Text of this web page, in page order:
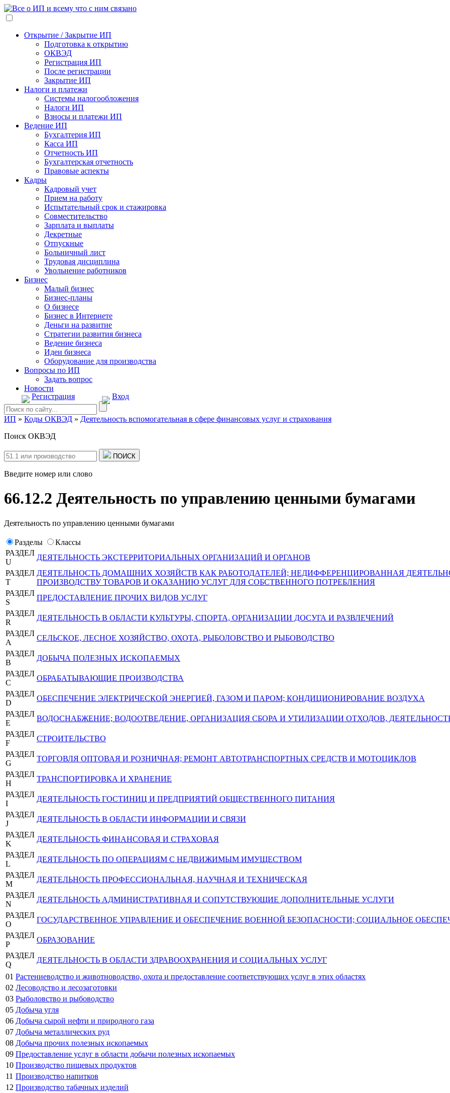
Открытие / Закрытие ИП
Подготовка к открытию
ОКВЭД
Регистрация ИП
После регистрации
Закрытие ИП
Налоги и платежи
Системы налогообложения
Налоги ИП
Взносы и платежи ИП
Ведение ИП
Бухгалтерия ИП
Касса ИП
Отчетность ИП
Бухгалтерская отчетность
Правовые аспекты
Кадры
Кадровый учет
Прием на работу
Испытательный срок и стажировка
Совместительство
Зарплата и выплаты
Декретные
Отпускные
Больничный лист
Трудовая дисциплина
Увольнение работников
Бизнес
Малый бизнес
Бизнес-планы
О бизнесе
Бизнес в Интернете
Деньги на развитие
Стратегии развития бизнеса
Ведение бизнеса
Идеи бизнеса
Оборудование для производства
Вопросы по ИП
Задать вопрос
Новости
Регистрация
Вход
ИП » Коды ОКВЭД » Деятельность вспомогательная в сфере финансовых услуг и страхования
Поиск ОКВЭД
ПОИСК
Введите номер или слово
66.12.2 Деятельность по управлению ценными бумагами
Деятельность по управлению ценными бумагами
Разделы
Классы
РАЗДЕЛ
U
ДЕЯТЕЛЬНОСТЬ ЭКСТЕРРИТОРИАЛЬНЫХ ОРГАНИЗАЦИЙ И ОРГАНОВ
РАЗДЕЛ
T
ДЕЯТЕЛЬНОСТЬ ДОМАШНИХ ХОЗЯЙСТВ КАК РАБОТОДАТЕЛЕЙ; НЕДИФФЕРЕНЦИРОВАННАЯ
ПРОИЗВОДСТВУ ТОВАРОВ И ОКАЗАНИЮ УСЛУГ ДЛЯ СОБСТВЕННОГО ПОТРЕБЛЕНИЯ
РАЗДЕЛ
S
ПРЕДОСТАВЛЕНИЕ ПРОЧИХ ВИДОВ УСЛУГ
РАЗДЕЛ
R
ДЕЯТЕЛЬНОСТЬ В ОБЛАСТИ КУЛЬТУРЫ, СПОРТА, ОРГАНИЗАЦИИ ДОСУГА И РАЗВЛЕЧЕНИЙ
РАЗДЕЛ
A
СЕЛЬСКОЕ, ЛЕСНОЕ ХОЗЯЙСТВО, ОХОТА, РЫБОЛОВСТВО И РЫБОВОДСТВО
РАЗДЕЛ
B
ДОБЫЧА ПОЛЕЗНЫХ ИСКОПАЕМЫХ
РАЗДЕЛ
C
ОБРАБАТЫВАЮЩИЕ ПРОИЗВОДСТВА
РАЗДЕЛ
D
ОБЕСПЕЧЕНИЕ ЭЛЕКТРИЧЕСКОЙ ЭНЕРГИЕЙ, ГАЗОМ И ПАРОМ; КОНДИЦИОНИРОВАНИЕ ВОЗДУХА
РАЗДЕЛ
E
ВОДОСНАБЖЕНИЕ; ВОДООТВЕДЕНИЕ, ОРГАНИЗАЦИЯ СБОРА И УТИЛИЗАЦИИ ОТХОДОВ,
РАЗДЕЛ
F
СТРОИТЕЛЬСТВО
РАЗДЕЛ
G
ТОРГОВЛЯ ОПТОВАЯ И РОЗНИЧНАЯ; РЕМОНТ АВТОТРАНСПОРТНЫХ СРЕДСТВ И МОТОЦИКЛОВ
РАЗДЕЛ
H
ТРАНСПОРТИРОВКА И ХРАНЕНИЕ
РАЗДЕЛ
I
ДЕЯТЕЛЬНОСТЬ ГОСТИНИЦ И ПРЕДПРИЯТИЙ ОБЩЕСТВЕННОГО ПИТАНИЯ
РАЗДЕЛ
J
ДЕЯТЕЛЬНОСТЬ В ОБЛАСТИ ИНФОРМАЦИИ И СВЯЗИ
РАЗДЕЛ
K
ДЕЯТЕЛЬНОСТЬ ФИНАНСОВАЯ И СТРАХОВАЯ
РАЗДЕЛ
L
ДЕЯТЕЛЬНОСТЬ ПО ОПЕРАЦИЯМ С НЕДВИЖИМЫМ ИМУЩЕСТВОМ
РАЗДЕЛ
M
ДЕЯТЕЛЬНОСТЬ ПРОФЕССИОНАЛЬНАЯ, НАУЧНАЯ И ТЕХНИЧЕСКАЯ
РАЗДЕЛ
N
ДЕЯТЕЛЬНОСТЬ АДМИНИСТРАТИВНАЯ И СОПУТСТВУЮЩИЕ ДОПОЛНИТЕЛЬНЫЕ УСЛУГИ
РАЗДЕЛ
O
ГОСУДАРСТВЕННОЕ УПРАВЛЕНИЕ И ОБЕСПЕЧЕНИЕ ВОЕННОЙ БЕЗОПАСНОСТИ; СОЦИАЛЬНОЕ
РАЗДЕЛ
P
ОБРАЗОВАНИЕ
РАЗДЕЛ
Q
ДЕЯТЕЛЬНОСТЬ В ОБЛАСТИ ЗДРАВООХРАНЕНИЯ И СОЦИАЛЬНЫХ УСЛУГ
01 Растениеводство и животноводство, охота и предоставление соответствующих услуг в этих областях
02 Лесоводство и лесозаготовки
03 Рыболовство и рыбоводство
05 Добыча угля
06 Добыча сырой нефти и природного газа
07 Добыча металлических руд
08 Добыча прочих полезных ископаемых
09 Предоставление услуг в области добычи полезных ископаемых
10 Производство пищевых продуктов
11 Производство напитков
12 Производство табачных изделий